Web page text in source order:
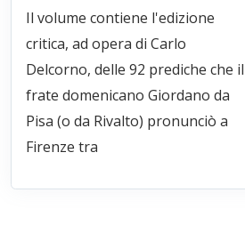
Il volume contiene l'edizione
critica, ad opera di Carlo
Delcorno, delle 92 prediche che il
frate domenicano Giordano da
Pisa (o da Rivalto) pronunciò a
Firenze tra